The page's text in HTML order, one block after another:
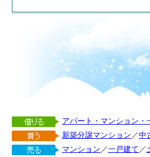
アパート・マンション・
新築分譲マンション ／中
マンション ／一戸建て ／